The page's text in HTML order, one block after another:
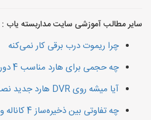
سایر مطالب آموزشی سایت مداربسته یاب :
چرا ریموت درب برقی کار نمی‌کنه
چه حجمی برای هارد مناسب 4 دوربینه‌ست
آیا میشه روی DVR هارد جدید نصب کرد
چه تفاوتی بین ذخیره‌ساز 4 کاناله و 8 کاناله هست